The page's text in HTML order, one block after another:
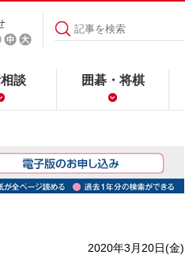
談 囲碁・将棋
2020年3月20日(金)